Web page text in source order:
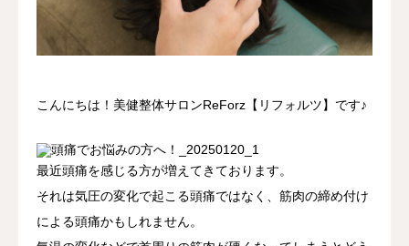
こんにちは！美健整体サロンReForz【リフォルツ】です♪
最近頭痛を感じる方が増えてきております。
それは気圧の変化で起こる頭痛ではなく、筋肉の締め付け
による頭痛かもしれません。
美容整体